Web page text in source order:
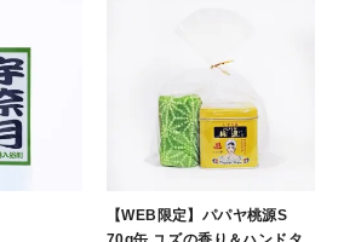
【WEB限定】パパヤ桃源S